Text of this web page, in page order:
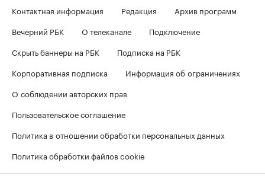
Контактная информация Редакция
Архив программ
Вечерний РБК
О телеканале
Подключение
Скрыть баннеры на РБК
Подписка на РБК
Корпоративная подписка
Информация об ограничениях
О соблюдении авторских прав
Пользовательское соглашение
Политика в отношении обработки персональных данных
Политика обработки файлов cookie